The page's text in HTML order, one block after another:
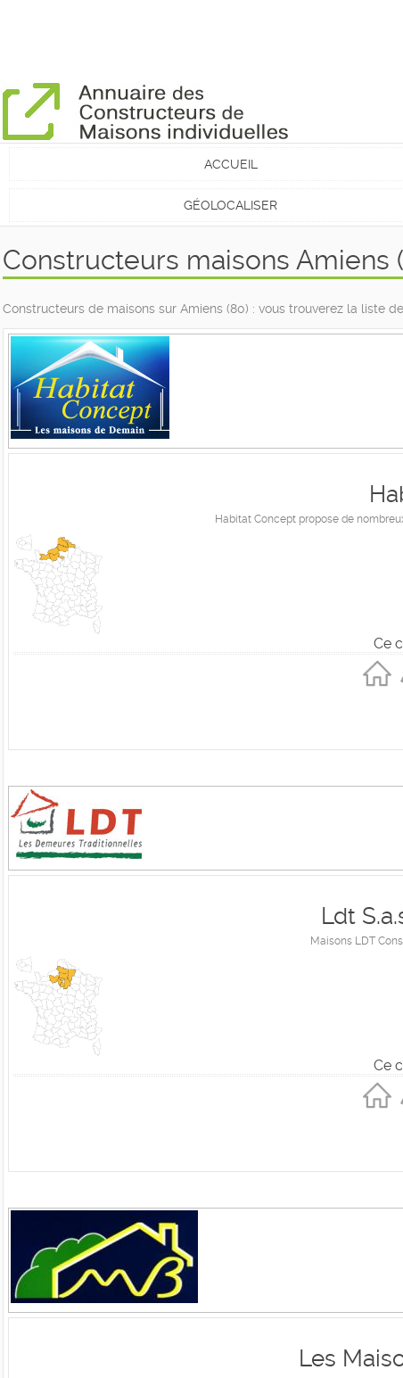
ACCUEIL
GÉOLOCALISER
Constructeurs maisons Amiens
Constructeurs de maisons sur Amiens (80) : vous trouverez la liste
Habitat Concept propose de
Ce
Ldt
Maisons LDT
Ce
Les